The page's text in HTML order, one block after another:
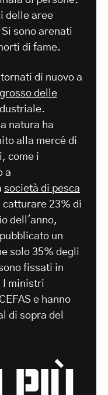
delle aree
sono arenati
di fame.
di nuovo a
delle
natura ha
alla mercé di
come i
a
società di pesca
catturare 23% di
dell'anno,
un
solo 35% degli
fissati in
I ministri
e hanno
di sopra del
più